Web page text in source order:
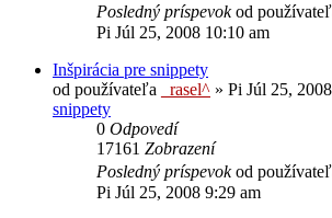
Posledný príspevokod
Pi Júl 25, 2008 10:10 am
Inšpirácia pre snippety
od používateľa
_rasel^ » Pi Júl 25,
snippety
0 Odpovedí
17161 Zobrazení
Posledný príspevokod
Pi Júl 25, 2008 9:29 am